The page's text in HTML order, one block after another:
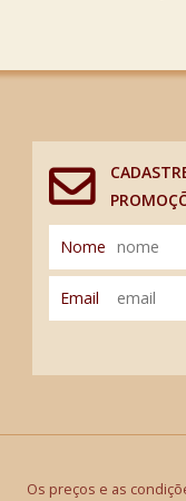
Nome
Email
Os preços e as